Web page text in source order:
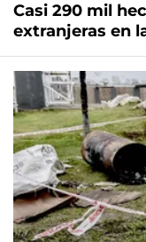
Casi 290 mil
extranjeras en